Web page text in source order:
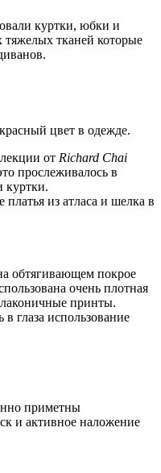
куртки, юбки и
тяжелых тканей которые
цвет в одежде.
от Richard Chai
прослеживалось в
куртки.
из атласа и шелка в
обтягивающем покрое
очень плотная
принты.
глаза использование
приметны
и активное наложение